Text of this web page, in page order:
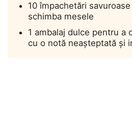
10 împachetări
schimba mesele
1 ambalaj dulce pentru a
cu o notă neașteptată și